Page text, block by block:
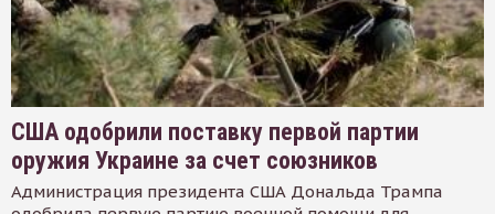
США одобрили поставку первой партии
оружия Украине за счет союзников
Администрация президента США Дональда Трампа